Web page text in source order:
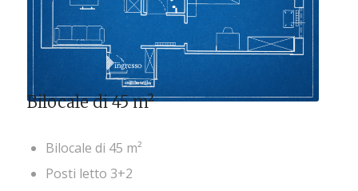
Bilocale di 45 m²
Bilocale di 45 m²
Posti letto 3+2